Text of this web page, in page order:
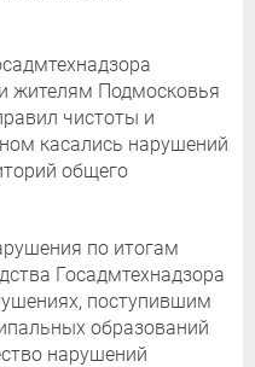
жителям Подмосковья
чистоты и
касались нарушений
общего
по итогам
Госадмтехнадзора
поступившим
образований
нарушений